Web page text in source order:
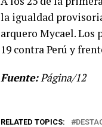
la igualdad
arquero Mycael. Los
19 contra Perú y
Fuente:Página/12
RELATED TOPICS: